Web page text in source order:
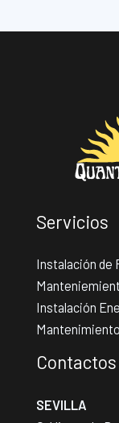
Servicios
Instalación de
Instalación
Contactos
SEVILLA